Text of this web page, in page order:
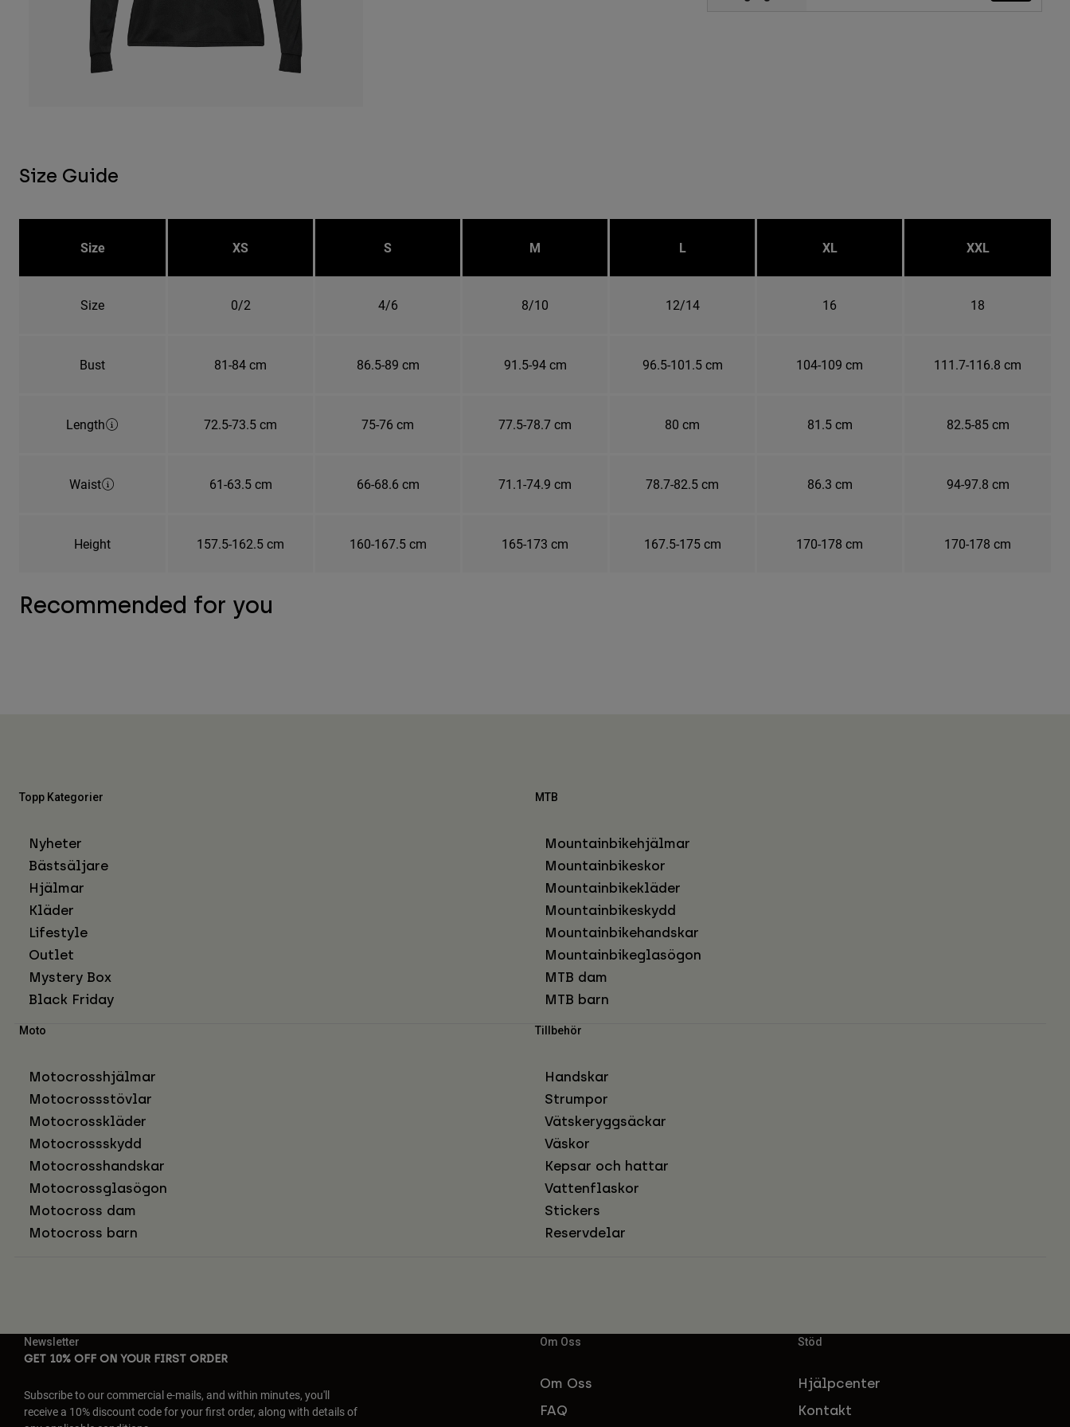
Size Guide
Size XS S M L XL XXL
Size 0/2 4/6 8/10 12/14 16 18
Bust 81-84 cm 86.5-89 cm 91.5-94 cm 96.5-101.5 cm 104-109 cm 111.7-116.8 cm
Length 72.5-73.5 cm 75-76 cm 77.5-78.7 cm 80 cm 81.5 cm 82.5-85 cm
Waist 61-63.5 cm 66-68.6 cm 71.1-74.9 cm 78.7-82.5 cm 86.3 cm 94-97.8 cm
Height 157.5-162.5 cm 160-167.5 cm 165-173 cm 167.5-175 cm 170-178 cm 170-178 cm
Recommended for you
Topp Kategorier
Nyheter
Bästsäljare
Hjälmar
Kläder
Lifestyle
Outlet
Mystery Box
Black Friday
MTB
Mountainbikehjälmar
Mountainbikeskor
Mountainbikekläder
Mountainbikeskydd
Mountainbikehandskar
Mountainbikeglasögon
MTB dam
MTB barn
Moto
Motocrosshjälmar
Motocrossstövlar
Motocrosskläder
Motocrossskydd
Motocrosshandskar
Motocrossglasögon
Motocross dam
Motocross barn
Tillbehör
Handskar
Strumpor
Vätskeryggsäckar
Väskor
Kepsar och hattar
Vattenflaskor
Stickers
Reservdelar
Newsletter
GET 10% OFF ON YOUR FIRST ORDER
Subscribe to our commercial e-mails, and within minutes, you'll
receive a 10% discount code for your first order, along with details of
Om Oss
Om Oss
FAQ
Stöd
Hjälpcenter
Kontakt